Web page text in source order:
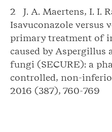
2 J. A. Maertens, I. I.
Isavuconazole versus
primary treatment of
caused by Aspergillus
fungi (SECURE): a
controlled, non-
2016 (387), 760-769